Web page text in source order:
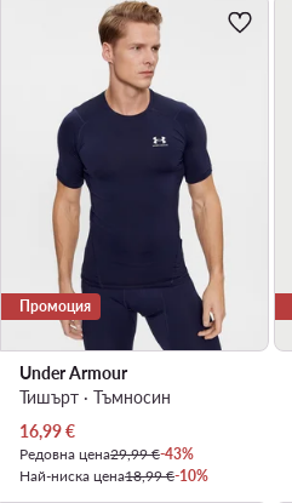
Промоция
Under Armour
Тишърт · Тъмносин
Актуална цена
16,99€
Редовна цена29,99 €-43%
Най-ниска цена18,99 €-10%